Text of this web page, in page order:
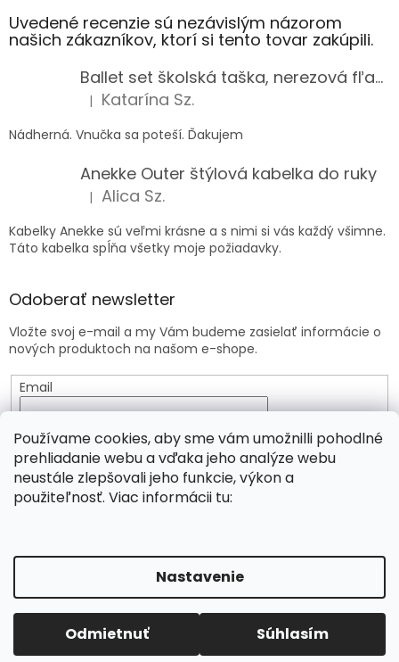
Používame cookies, aby sme vám umožnilli pohodlné
prehliadanie webu a vďaka jeho analýze webu
neustále zlepšovali jeho funkcie, výkon a
použiteľnosť. Viac informácii tu:
Nastavenie
Odmietnuť Súhlasím
Uvedené recenzie sú nezávislým názorom
našich zákazníkov, ktorí si tento tovar zakúpili.
Ballet set školská taška, nerezová fľaša a plný peračník s motívom baletky pre dievča
Hodnotenie produktu je 5 z 5 hviezdičiek.
| Katarína Sz.
Nádherná. Vnučka sa poteší. Ďakujem
Anekke Outer štýlová kabelka do ruky
Hodnotenie produktu je 5 z 5 hviezdičiek.
| Alica Sz.
Kabelky Anekke sú veľmi krásne a s nimi si vás každý všimne.
Táto kabelka spĺňa všetky moje požiadavky.
Odoberať newsletter
Vložte svoj e-mail a my Vám budeme zasielať informácie o
nových produktoch na našom e-shope.
Email
osobných údajov
PRIHLÁSIŤ SA
Copyright 2026Viridia.eu. Všetky práva vyhradené.
Upraviť nastavenie cookies